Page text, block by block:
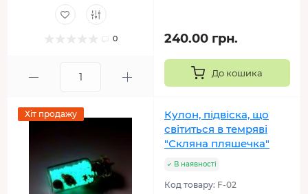
0 240.00 грн.
До кошика
Хіт продажу
Кулон, підвіска, що
світиться в темряві
"Скляна пляшечка"
В наявності
Код товару: F-02